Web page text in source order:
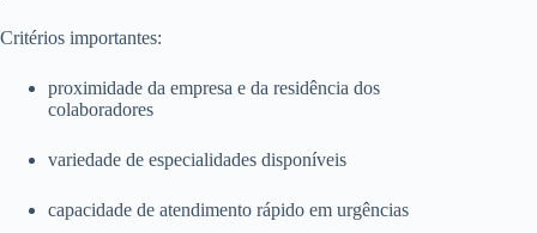
Critérios importantes:
proximidade da empresa e da residência dos
colaboradores
variedade de especialidades disponíveis
capacidade de atendimento rápido em urgências